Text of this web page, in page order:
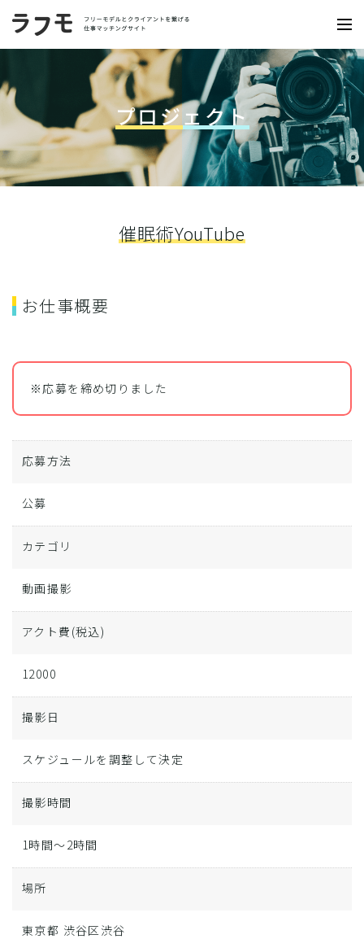
プロジェクト
催眠術YouTube
お仕事概要
※応募を締め切りました
応募方法
公募
カテゴリ
動画撮影
アクト費 (税込)
12000
撮影日
スケジュールを調整して決定
撮影時間
1時間～2時間
場所
東京都 渋谷区渋谷